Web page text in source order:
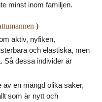
minst inom familjen.
)
aktiv, nyfiken,
och elastiska, men
Så dessa individer är
av en mängd olika saker,
som är nytt och